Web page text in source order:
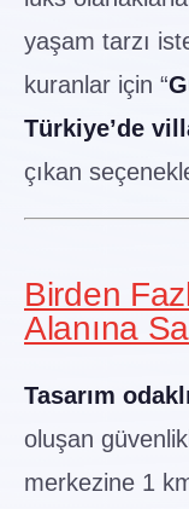
yaşam tarzı
kuranlar için “
Türkiye’de
çıkan
Birden
Alanına
Tasarım
oluşan
merkezine 1